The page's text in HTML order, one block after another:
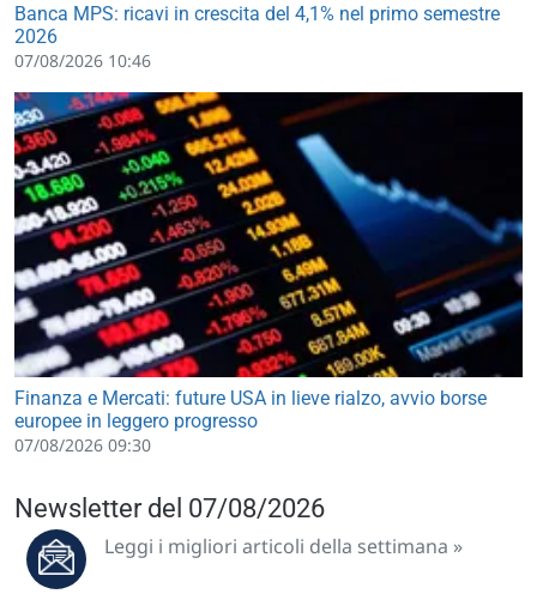
Banca MPS: ricavi in crescita del 4,1% nel primo semestre
2026
07/08/2026 10:46
Finanza e Mercati: future USA in lieve rialzo, avvio borse
europee in leggero progresso
07/08/2026 09:30
Newsletter del 07/08/2026
Leggi i migliori articoli della settimana »